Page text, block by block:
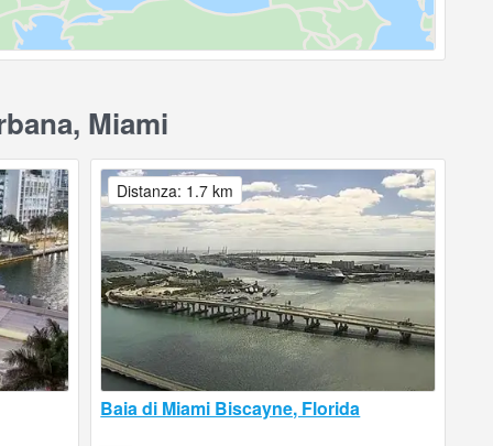
Miami
Baia di Miami Biscayne, Florida
Distanza: 1.7 km